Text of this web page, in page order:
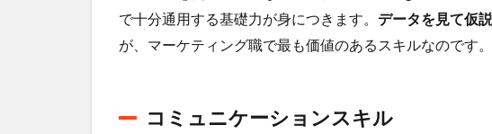
る
イ
で十分通用する基礎力が身につきます。 データを見て仮
が、マーケティング職で最も価値のあるスキルなのです。
コミュニケーションスキル